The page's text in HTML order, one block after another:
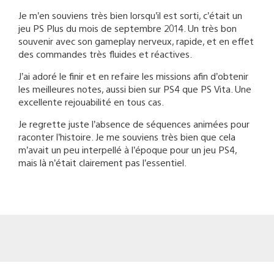
Je m’en souviens très bien lorsqu’il est sorti, c’était un
jeu PS Plus du mois de septembre 2014. Un très bon
souvenir avec son gameplay nerveux, rapide, et en effet
des commandes très fluides et réactives.
J’ai adoré le finir et en refaire les missions afin d’obtenir
les meilleures notes, aussi bien sur PS4 que PS Vita. Une
excellente rejouabilité en tous cas.
Je regrette juste l’absence de séquences animées pour
raconter l’histoire. Je me souviens très bien que cela
m’avait un peu interpellé à l’époque pour un jeu PS4,
mais là n’était clairement pas l’essentiel.